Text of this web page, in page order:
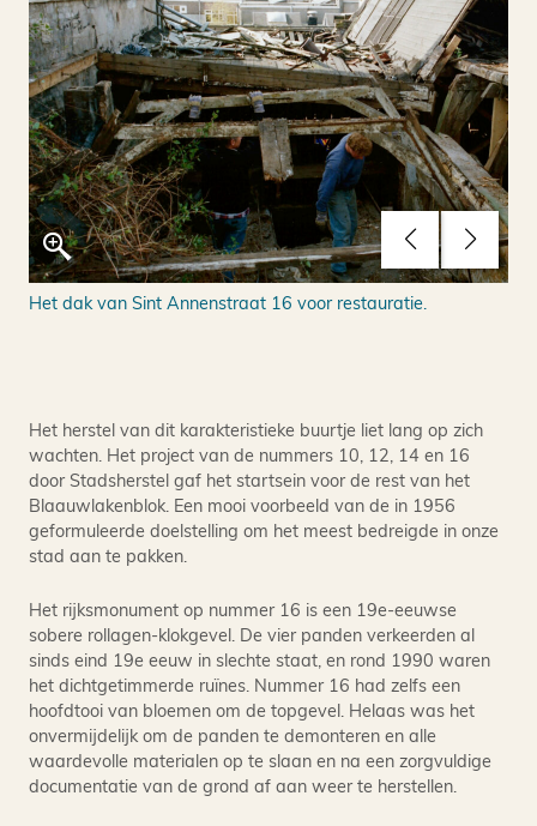
Het dak van Sint Annenstraat 16 voor restauratie.
Het herstel van dit karakteristieke buurtje liet lang op zich
wachten. Het project van de nummers 10, 12, 14 en 16
door Stadsherstel gaf het startsein voor de rest van het
Blaauwlakenblok. Een mooi voorbeeld van de in 1956
geformuleerde doelstelling om het meest bedreigde in onze
stad aan te pakken.
Het rijksmonument op nummer 16 is een 19e-eeuwse
sobere rollagen-klokgevel. De vier panden verkeerden al
sinds eind 19e eeuw in slechte staat, en rond 1990 waren
het dichtgetimmerde ruïnes. Nummer 16 had zelfs een
hoofdtooi van bloemen om de topgevel. Helaas was het
onvermijdelijk om de panden te demonteren en alle
waardevolle materialen op te slaan en na een zorgvuldige
documentatie van de grond af aan weer te herstellen.